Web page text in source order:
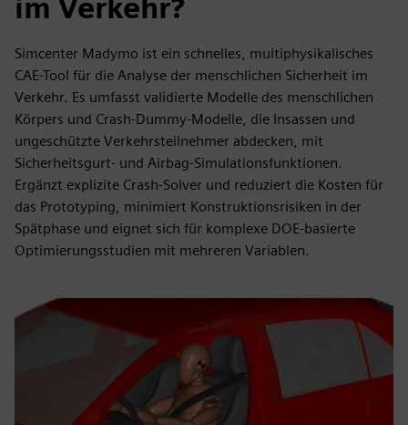
im Verkehr?
Simcenter Madymo ist ein schnelles, multiphysikalisches
CAE-Tool für die Analyse der menschlichen Sicherheit im
Verkehr. Es umfasst validierte Modelle des menschlichen
Körpers und Crash-Dummy-Modelle, die Insassen und
ungeschützte Verkehrsteilnehmer abdecken, mit
Sicherheitsgurt- und Airbag-Simulationsfunktionen.
Ergänzt explizite Crash-Solver und reduziert die Kosten für
das Prototyping, minimiert Konstruktionsrisiken in der
Spätphase und eignet sich für komplexe DOE-basierte
Optimierungsstudien mit mehreren Variablen.